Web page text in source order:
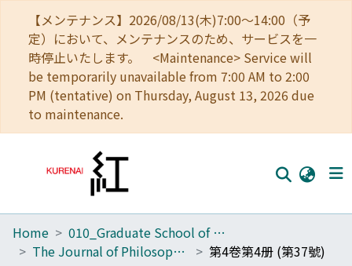
【メンテナンス】2026/08/13(木)7:00～14:00（予
定）において、メンテナンスのため、サービスを一
時停止いたします。 <Maintenance> Service will
be temporarily unavailable from 7:00 AM to 2:00
PM (tentative) on Thursday, August 13, 2026 due
to maintenance.
Home
Home
010_Graduate School of Letters
The Journal of Philosophical Studies
第4卷第4册 (第37號)